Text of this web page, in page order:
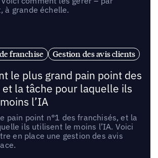
à grande échelle.
franchise
Gestion des avis clients
le plus grand pain point des
la tâche pour laquelle ils
l’IA
pain point n°1 des franchisés, et la
ils utilisent le moins l’IA. Voici
en place une gestion des avis